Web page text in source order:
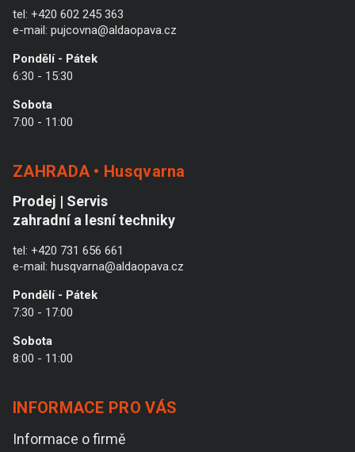
tel: +420 602 245 363
e-mail: pujcovna@aldaopava.cz
Pondělí - Pátek
6:30 - 15:30
Sobota
7:00 - 11:00
ZAHRADA • Husqvarna
Prodej | Servis
zahradní a lesní techniky
tel: +420 731 656 661
e-mail: husqvarna@aldaopava.cz
Pondělí - Pátek
7:30 - 17:00
Sobota
8:00 - 11:00
INFORMACE PRO VÁS
Informace o firmě